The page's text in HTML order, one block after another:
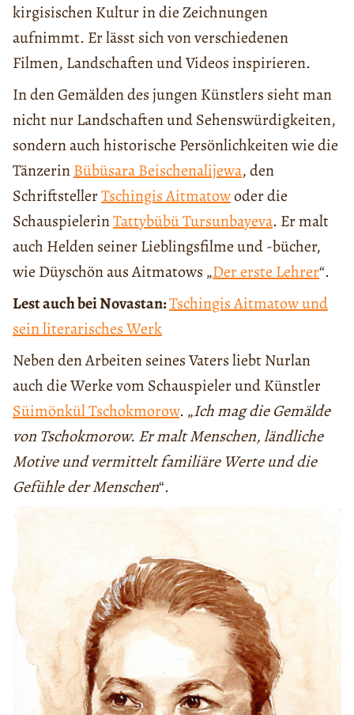
kirgisischen Kultur in die Zeichnungen
aufnimmt. Er lässt sich von verschiedenen
Filmen, Landschaften und Videos inspirieren.
In den Gemälden des jungen Künstlers sieht man
nicht nur Landschaften und Sehenswürdigkeiten,
sondern auch historische Persönlichkeiten wie die
TänzerinBübüsara Beischenalijewa, den
SchriftstellerTschingis Aitmatowoder die
SchauspielerinTattybübü Tursunbayeva. Er malt
auch Helden seiner Lieblingsfilme und -bücher,
wie Düyschön aus Aitmatows „Der erste Lehrer“.
Lest auch bei Novastan:Tschingis Aitmatow und
sein literarisches Werk
Neben den Arbeiten seines Vaters liebt Nurlan
auch die Werke vom Schauspieler und Künstler
Süimönkül Tschokmorow. „Ich mag die Gemälde
von Tschokmorow. Er malt Menschen, ländliche
Motive und vermittelt familiäre Werte und die
Gefühle der Menschen“.